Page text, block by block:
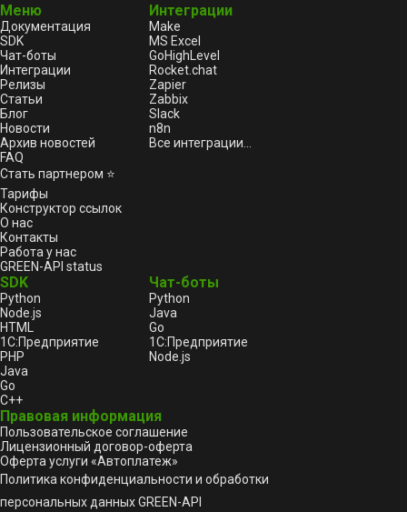
Меню
Документация
SDK
Чат-боты
Интеграции
Релизы
Статьи
Блог
Новости
Архив новостей
FAQ
Стать партнером ⭐
Тарифы
Конструктор ссылок
О нас
Контакты
Работа у нас
GREEN-API status
Интеграции
Make
MS Excel
GoHighLevel
Rocket.chat
Zapier
Zabbix
Slack
n8n
Все интеграции...
SDK
Python
Node.js
HTML
1С:Предприятие
PHP
Java
Go
C++
Чат-боты
Python
Java
Go
1С:Предприятие
Node.js
Правовая информация
Пользовательское соглашение
Лицензионный договор-оферта
Оферта услуги «Автоплатеж»
Политика конфиденциальности и обработки
персональных данных GREEN-API